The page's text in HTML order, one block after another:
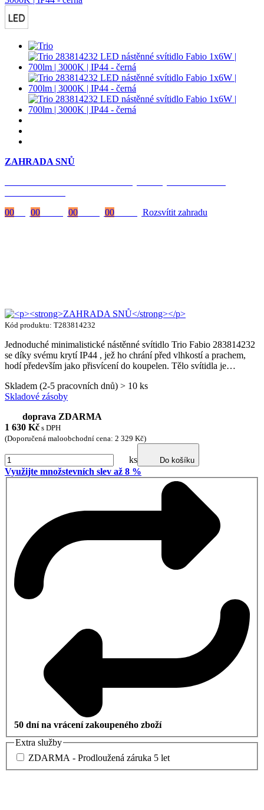
ZAHRADA SNŮ
00
00 00 00 Rozsvítit zahradu
Kód produktu: T283814232
Jednoduché minimalistické nástěnné svítidlo Trio Fabio 283814232
se díky svému krytí IP44 , jež ho chrání před vlhkostí a prachem,
hodí především jako přisvícení do koupelen. Tělo svítidla je…
Skladem (2-5 pracovních dnů) > 10 ks
Skladové zásoby
doprava ZDARMA
1 630 Kč s DPH
(Doporučená maloobchodní cena: 2 329 Kč)
ks Do košíku
Využijte množstevních slev až 8 %
50 dní na vrácení zakoupeného zboží
Extra služby
ZDARMA - Prodloužená záruka 5 let